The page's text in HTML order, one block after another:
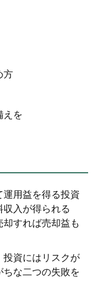
方
えを
用益を得る投資
入が得られる
すれば売却益も
投資にはリスクが
な二つの失敗を